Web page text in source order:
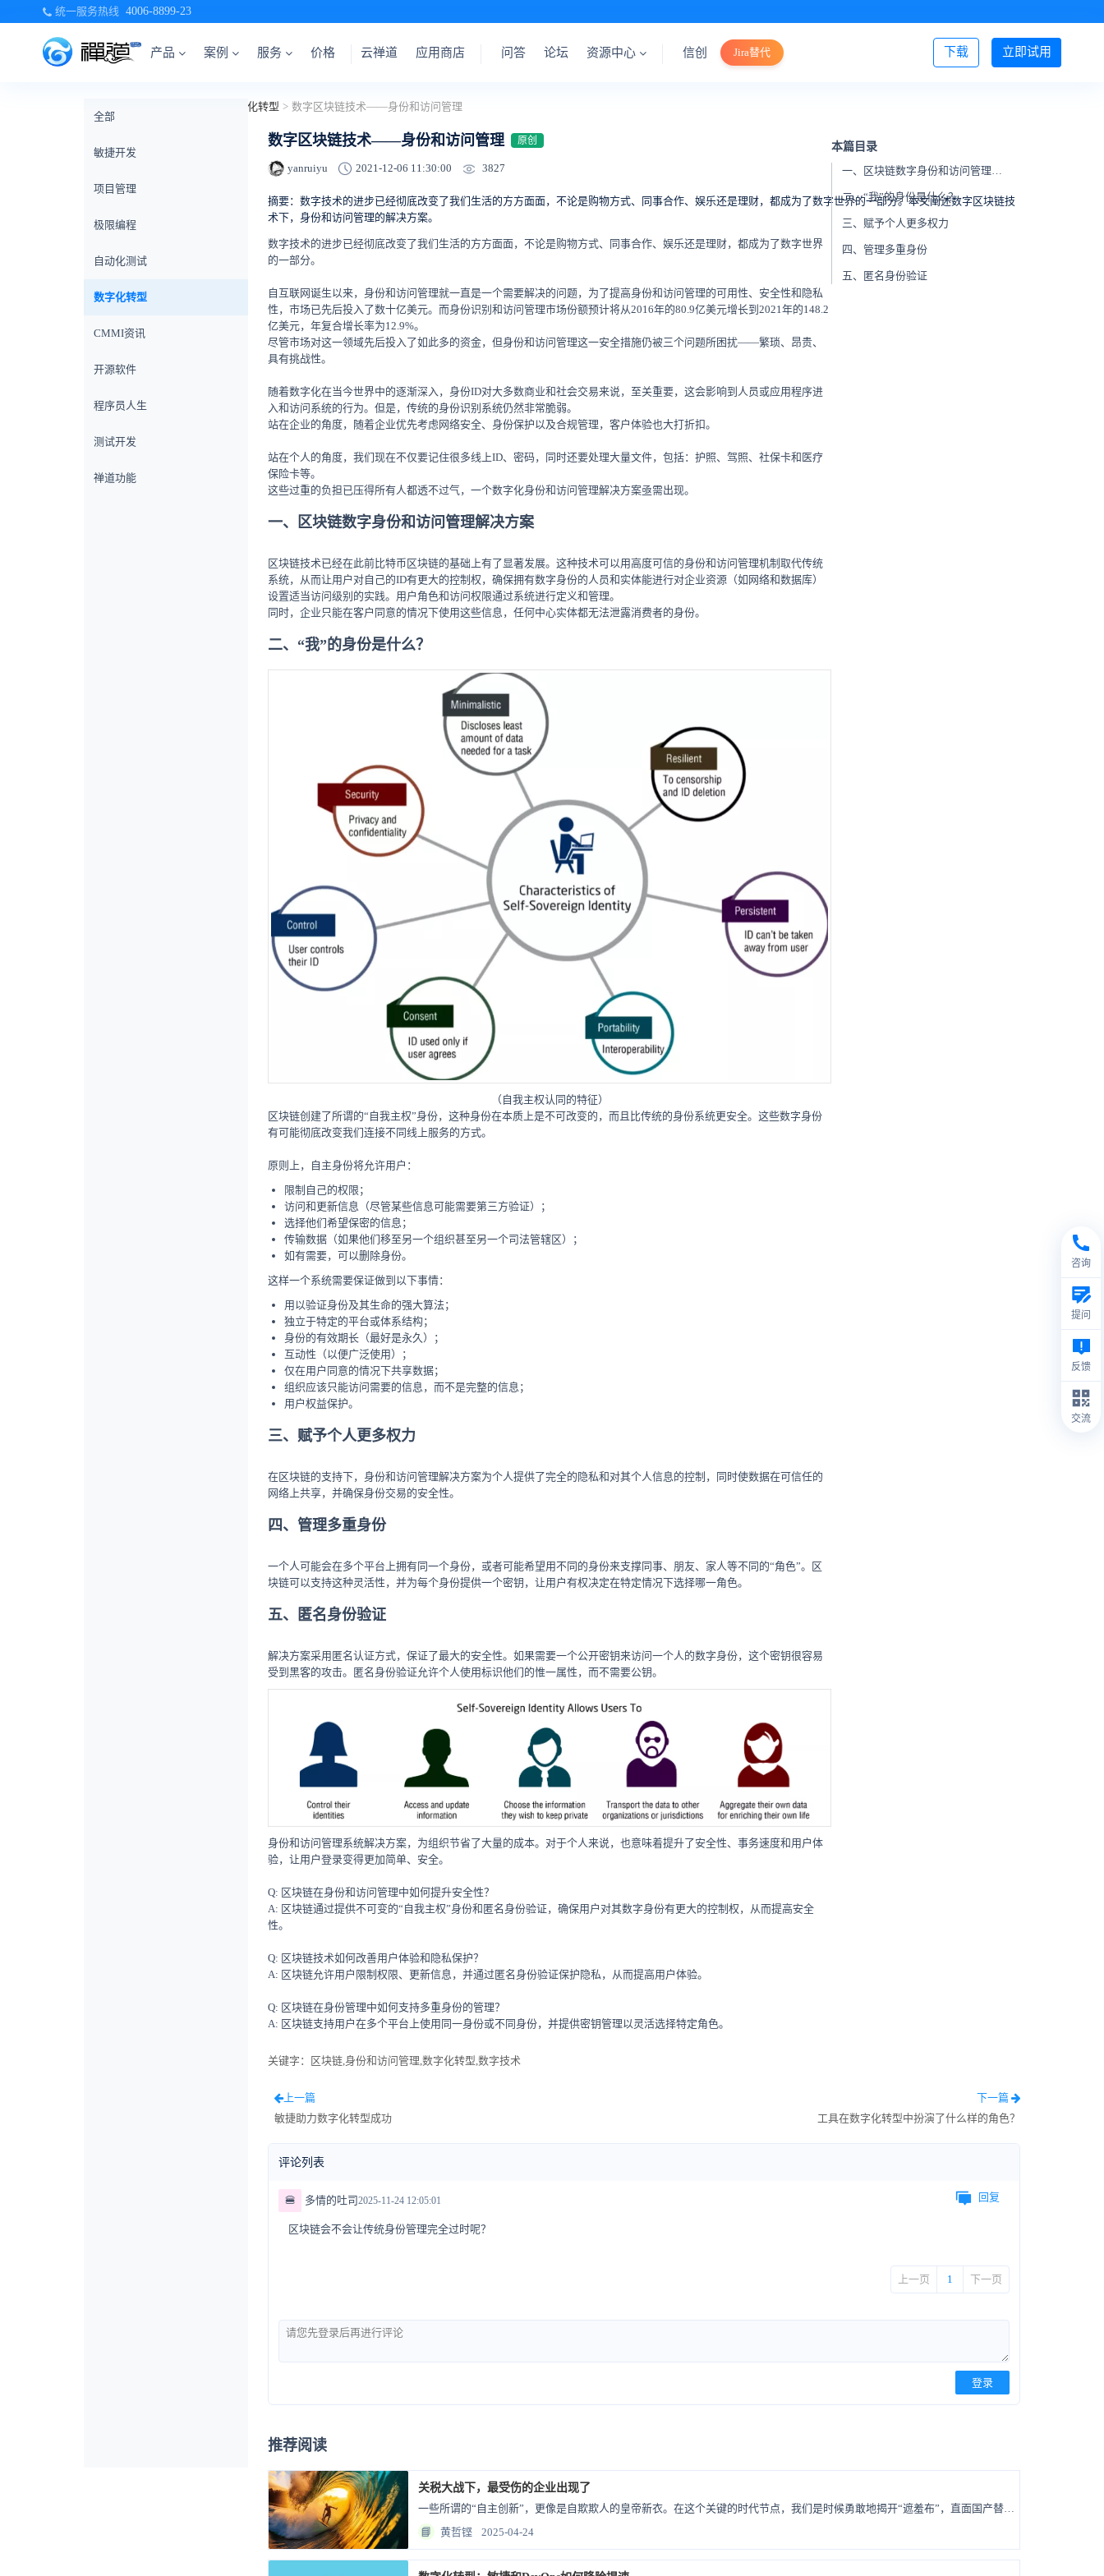
统一服务热线 4006-8899-23
产品 案例 服务 价格 立即试用
下载
云禅道 应用商店 问答 论坛 资源中心 信创 Jira替代 登录/注册
数字化转型 > 数字区块链技术——身份和访问管理
全部
敏捷开发
项目管理
极限编程
自动化测试
数字化转型
CMMI资讯
开源软件
程序员人生
测试开发
禅道功能
数字区块链技术——身份和访问管理 原创
yanruiyu 2021-12-06 11:30:00 3827
摘要：数字技术的进步已经彻底改变了我们生活的方方面面，不论是购物方式、同事合作、娱乐还是理财，都成为了数字世界的一部分。本文阐述数字区块链技
术下，身份和访问管理的解决方案。
本篇目录
一、区块链数字身份和访问管理解决方案
二、“我”的身份是什么？
三、赋予个人更多权力
四、管理多重身份
五、匿名身份验证
数字技术的进步已经彻底改变了我们生活的方方面面，不论是购物方式、同事合作、娱乐还是理财，都成为了数字世界
的一部分。
自互联网诞生以来，身份和访问管理就一直是一个需要解决的问题，为了提高身份和访问管理的可用性、安全性和隐私
性，市场已先后投入了数十亿美元。而身份识别和访问管理市场份额预计将从2016年的80.9亿美元增长到2021年的148.2
亿美元，年复合增长率为12.9%。
尽管市场对这一领域先后投入了如此多的资金，但身份和访问管理这一安全措施仍被三个问题所困扰——繁琐、昂贵、
具有挑战性。
随着数字化在当今世界中的逐渐深入，身份ID对大多数商业和社会交易来说，至关重要，这会影响到人员或应用程序进
入和访问系统的行为。但是，传统的身份识别系统仍然非常脆弱。
站在企业的角度，随着企业优先考虑网络安全、身份保护以及合规管理，客户体验也大打折扣。
站在个人的角度，我们现在不仅要记住很多线上ID、密码，同时还要处理大量文件，包括：护照、驾照、社保卡和医疗
保险卡等。
这些过重的负担已压得所有人都透不过气，一个数字化身份和访问管理解决方案亟需出现。
一、区块链数字身份和访问管理解决方案
区块链技术已经在此前比特币区块链的基础上有了显著发展。这种技术可以用高度可信的身份和访问管理机制取代传统
系统，从而让用户对自己的ID有更大的控制权，确保拥有数字身份的人员和实体能进行对企业资源（如网络和数据库）
设置适当访问级别的实践。用户角色和访问权限通过系统进行定义和管理。
同时，企业只能在客户同意的情况下使用这些信息，任何中心实体都无法泄露消费者的身份。
二、“我”的身份是什么？
（自我主权认同的特征）
区块链创建了所谓的“自我主权”身份，这种身份在本质上是不可改变的，而且比传统的身份系统更安全。这些数字身份
有可能彻底改变我们连接不同线上服务的方式。
原则上，自主身份将允许用户：
限制自己的权限；
访问和更新信息（尽管某些信息可能需要第三方验证）；
选择他们希望保密的信息；
传输数据（如果他们移至另一个组织甚至另一个司法管辖区）；
如有需要，可以删除身份。
这样一个系统需要保证做到以下事情：
用以验证身份及其生命的强大算法；
独立于特定的平台或体系结构；
身份的有效期长（最好是永久）；
互动性（以便广泛使用）；
仅在用户同意的情况下共享数据；
组织应该只能访问需要的信息，而不是完整的信息；
用户权益保护。
三、赋予个人更多权力
在区块链的支持下，身份和访问管理解决方案为个人提供了完全的隐私和对其个人信息的控制，同时使数据在可信任的
网络上共享，并确保身份交易的安全性。
四、管理多重身份
一个人可能会在多个平台上拥有同一个身份，或者可能希望用不同的身份来支撑同事、朋友、家人等不同的“角色”。区
块链可以支持这种灵活性，并为每个身份提供一个密钥，让用户有权决定在特定情况下选择哪一角色。
五、匿名身份验证
解决方案采用匿名认证方式，保证了最大的安全性。如果需要一个公开密钥来访问一个人的数字身份，这个密钥很容易
受到黑客的攻击。匿名身份验证允许个人使用标识他们的惟一属性，而不需要公钥。
身份和访问管理系统解决方案，为组织节省了大量的成本。对于个人来说，也意味着提升了安全性、事务速度和用户体
验，让用户登录变得更加简单、安全。
Q: 区块链在身份和访问管理中如何提升安全性？
A: 区块链通过提供不可变的“自我主权”身份和匿名身份验证，确保用户对其数字身份有更大的控制权，从而提高安全
性。
Q: 区块链技术如何改善用户体验和隐私保护？
A: 区块链允许用户限制权限、更新信息，并通过匿名身份验证保护隐私，从而提高用户体验。
Q: 区块链在身份管理中如何支持多重身份的管理？
A: 区块链支持用户在多个平台上使用同一身份或不同身份，并提供密钥管理以灵活选择特定角色。
关键字 ：区块链,身份和访问管理,数字化转型,数字技术
上一篇
敏捷助力数字化转型成功
下一篇
工具在数字化转型中扮演了什么样的角色？
评论列表
🍔 多情的吐司2025-11-24 12:05:01 回复
区块链会不会让传统身份管理完全过时呢？
上一页 1 下一页
登录
推荐阅读
关税大战下，最受伤的企业出现了
一些所谓的“自主创新”，更像是自欺欺人的皇帝新衣。在这个关键的时代节点，我们是时候勇敢地揭开“遮羞布”，直面国产替代的真正挑战和机遇了。
📘
黄哲铿 2025-04-24
咨询
提问
反馈
交流